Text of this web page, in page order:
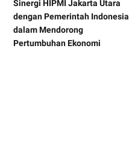
Sinergi HIPMI Jakarta Utara
dengan Pemerintah Indonesia
dalam Mendorong
Pertumbuhan Ekonomi